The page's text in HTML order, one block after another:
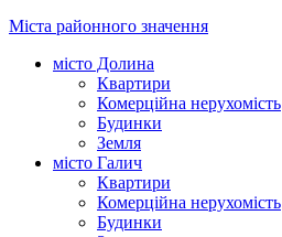
Міста районного значення
місто Долина
Квартири
Комерційна нерухомість
Будинки
Земля
місто Галич
Квартири
Комерційна нерухомість
Будинки